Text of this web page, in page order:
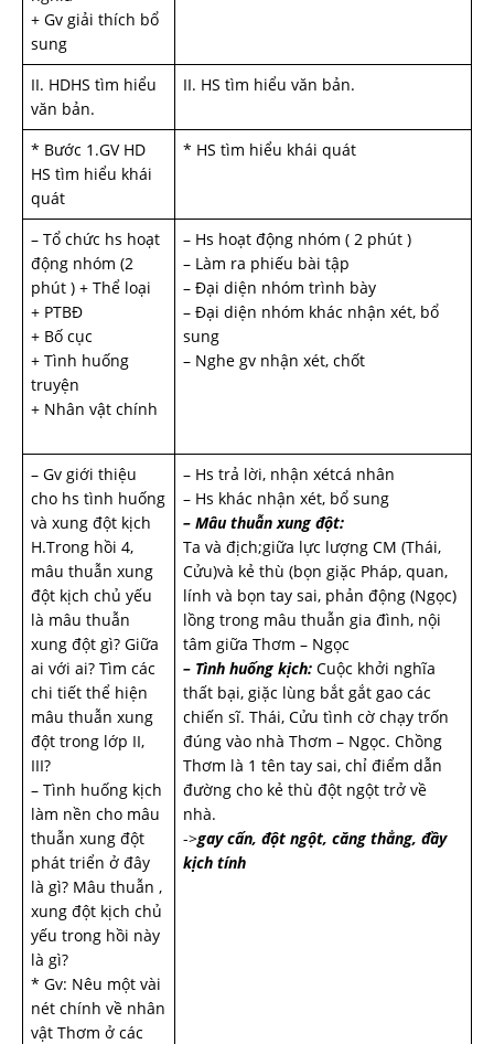
+ Gv giải thích bổ
sung
II. HDHS tìm hiểu
văn bản.
II. HS tìm hiểu văn bản.
* Bước 1.GV HD
HS tìm hiểu khái
quát
* HS tìm hiểu khái quát
– Tổ chức hs hoạt
động nhóm (2
phút ) + Thể loại
+ PTBĐ
+ Bố cục
+ Tình huống
truyện
+ Nhân vật chính
– Hs hoạt động nhóm ( 2 phút )
– Làm ra phiếu bài tập
– Đại diện nhóm trình bày
– Đại diện nhóm khác nhận xét, bổ
sung
– Nghe gv nhận xét, chốt
– Gv giới thiệu
cho hs tình huống
và xung đột kịch
H.Trong hồi 4,
mâu thuẫn xung
đột kịch chủ yếu
là mâu thuẫn
xung đột gì? Giữa
ai với ai? Tìm các
chi tiết thể hiện
mâu thuẫn xung
đột trong lớp II,
III?
– Tình huống kịch
làm nền cho mâu
thuẫn xung đột
phát triển ở đây
là gì? Mâu thuẫn ,
xung đột kịch chủ
yếu trong hồi này
là gì?
* Gv: Nêu một vài
nét chính về nhân
vật Thơm ở các
– Hs trả lời, nhận xétcá nhân
– Hs khác nhận xét, bổ sung
– Mâu thuẫn xung đột:
Ta và địch;giữa lực lượng CM (Thái,
Cửu)và kẻ thù (bọn giặc Pháp, quan,
lính và bọn tay sai, phản động (Ngọc)
lồng trong mâu thuẫn gia đình, nội
tâm giữa Thơm – Ngọc
– Tình huống kịch: Cuộc khởi nghĩa
thất bại, giặc lùng bắt gắt gao các
chiến sĩ. Thái, Cửu tình cờ chạy trốn
đúng vào nhà Thơm – Ngọc. Chồng
Thơm là 1 tên tay sai, chỉ điểm dẫn
đường cho kẻ thù đột ngột trở về
nhà.
->gay cấn, đột ngột, căng thẳng, đầy
kịch tính